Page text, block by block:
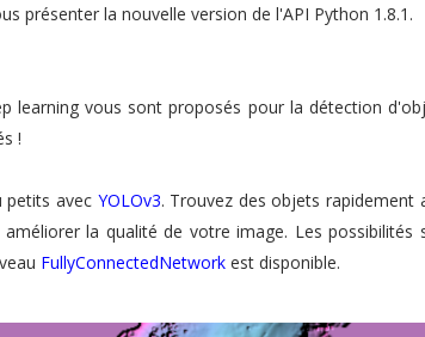
présenter la nouvelle version de l'API Python 1.8.1.
learning vous sont proposés pour la détection
!
petits avec YOLOv3. Trouvez des objets rapidement
améliorer la qualité de votre image. Les
FullyConnectedNetwork est disponible.